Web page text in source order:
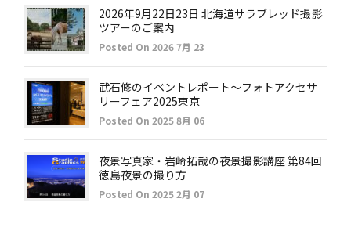
2026年9月22日23日 北海道サラブレッド撮影
ツアーのご案内
Posted On 2026 7月 23
武石修のイベントレポート～フォトアクセサ
リーフェア2025東京
Posted On 2025 8月 06
夜景写真家・岩崎拓哉の夜景撮影講座 第84回
徳島夜景の撮り方
Posted On 2025 2月 07